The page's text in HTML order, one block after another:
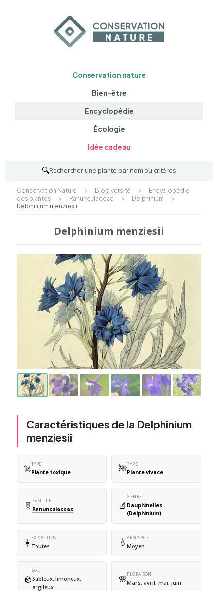
Conservation nature
Bien-être
Encyclopédie
Écologie
Idée cadeau
🔍Rechercher une plante par nom ou critères
Conservation Nature > Biodiversité >
Encyclopédie
des plantes
> Ranunculaceae > Delphinium
>
Delphinium menziesii
Delphinium menziesii
Caractéristiques de la Delphinium
menziesii
☠️TYPE
Plante toxique 🌺TYPE
Plante vivace
🧬 FAMILLE
Ranunculaceae 🔬
GENRE
Dauphinelles
(Delphinium)
☀️EXPOSITION
Toutes 💧 ARROSAGE
Moyen
🪨
SOL
Sableux, limoneux,
argileux
🌸 FLORAISON
Mars, avril, mai, juin